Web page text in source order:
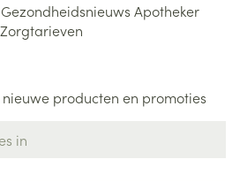
Gezondheidsnieuws Apotheker
Zorgtarieven
producten en promoties